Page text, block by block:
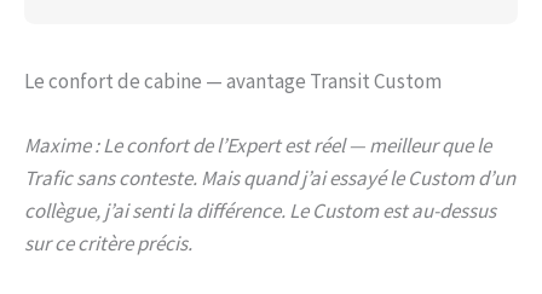
Le confort de cabine — avantage Transit Custom
Maxime : Le confort de l’Expert est réel — meilleur que le
Trafic sans conteste. Mais quand j’ai essayé le Custom d’un
collègue, j’ai senti la différence. Le Custom est au-dessus
sur ce critère précis.